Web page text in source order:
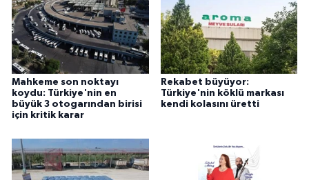
Mahkeme son noktayı
koydu: Türkiye'nin en
büyük 3 otogarından birisi
için kritik karar
Rekabet büyüyor:
Türkiye'nin köklü markası
kendi kolasını üretti